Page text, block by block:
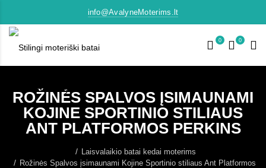
info@AvalyneMoterims.lt
0 0
ROŽINĖS SPALVOS ĮSIMAUNAMI
KOJINE SPORTINIO STILIAUS
ANT PLATFORMOS PERKINS
Laisvalaikio batai kedai moterims
Rožinės Spalvos įsimaunami Kojine Sportinio stiliaus Ant Platformos